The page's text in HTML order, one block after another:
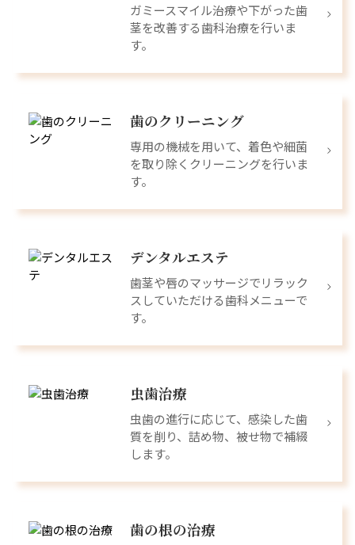
ガミースマイル治療や下がった歯
茎を改善する歯科治療を行いま
す。
歯のクリーニング
専用の機械を用いて、着色や細菌
を取り除くクリーニングを行いま
す。
デンタルエステ
歯茎や唇のマッサージでリラック
スしていただける歯科メニューで
す。
虫歯治療
虫歯の進行に応じて、感染した歯
質を削り、詰め物、被せ物で補綴
します。
歯の根の治療